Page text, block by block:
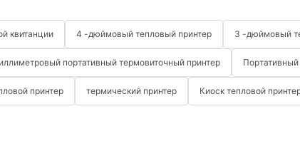
квитанции 4 -дюймовый тепловый принтер 3 -дюймовый
портативный термовиточный принтер Портативный
принтер термический принтер Киоск тепловой